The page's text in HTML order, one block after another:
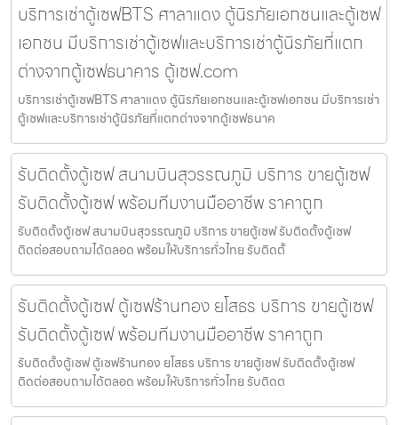
บริการเช่าตู้เซฟBTS ศาลาแดง ตู้นิรภัยเอกชนและตู้เซฟ
เอกชน มีบริการเช่าตู้เซฟและบริการเช่าตู้นิรภัยที่แตก
ต่างจากตู้เซฟธนาคาร ตู้เซฟ.com
บริการเช่าตู้เซฟBTS ศาลาแดง ตู้นิรภัยเอกชนและตู้เซฟเอกชน มีบริการเช่า
ตู้เซฟและบริการเช่าตู้นิรภัยที่แตกต่างจากตู้เซฟธนาค
รับติดตั้งตู้เซฟ สนามบินสุวรรณภูมิ บริการ ขายตู้เซฟ
รับติดตั้งตู้เซฟ พร้อมทีมงานมืออาชีพ ราคาถูก
รับติดตั้งตู้เซฟ สนามบินสุวรรณภูมิ บริการ ขายตู้เซฟ รับติดตั้งตู้เซฟ
ติดต่อสอบถามได้ตลอด พร้อมให้บริการทั่วไทย รับติดตั้
รับติดตั้งตู้เซฟ ตู้เซฟร้านทอง ยโสธร บริการ ขายตู้เซฟ
รับติดตั้งตู้เซฟ พร้อมทีมงานมืออาชีพ ราคาถูก
รับติดตั้งตู้เซฟ ตู้เซฟร้านทอง ยโสธร บริการ ขายตู้เซฟ รับติดตั้งตู้เซฟ
ติดต่อสอบถามได้ตลอด พร้อมให้บริการทั่วไทย รับติดต